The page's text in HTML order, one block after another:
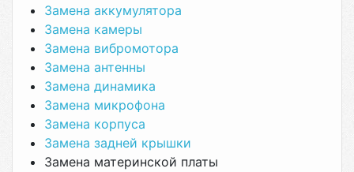
Замена аккумулятора
Замена камеры
Замена вибромотора
Замена антенны
Замена динамика
Замена микрофона
Замена корпуса
Замена задней крышки
Замена материнской платы